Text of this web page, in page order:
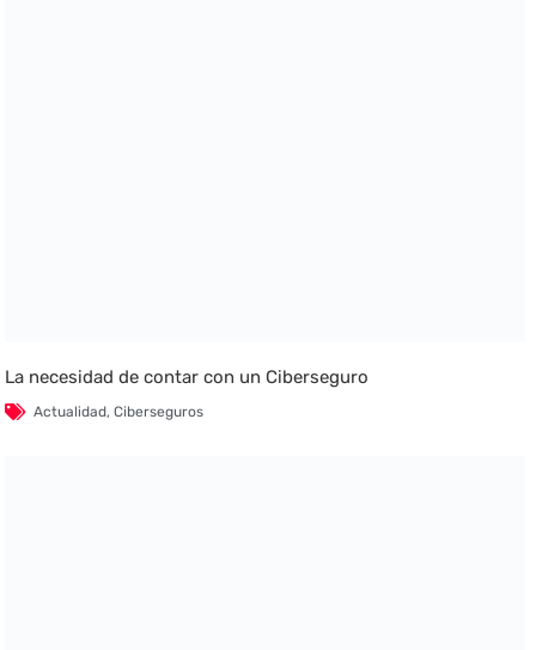
La necesidad de contar con un Ciberseguro
Actualidad,Ciberseguros